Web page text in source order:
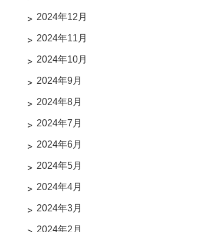
2024年12月
2024年11月
2024年10月
2024年9月
2024年8月
2024年7月
2024年6月
2024年5月
2024年4月
2024年3月
2024年2月